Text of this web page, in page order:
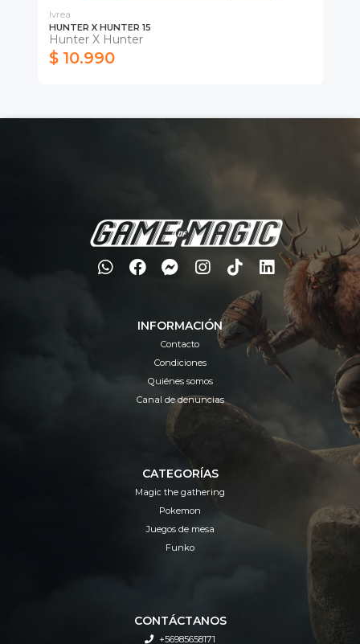
Ivrea
HUNTER X HUNTER 15
Hunter X Hunter
$ 10.990
INFORMACIÓN
Contacto
Condiciones
Quiénes somos
Canal de denuncias
CATEGORÍAS
Magic the gathering
Pokemon
Juegos de mesa
Funko
CONTÁCTANOS
+56985658171